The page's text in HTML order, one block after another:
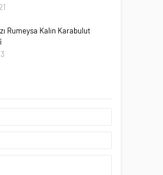
Rumeysa Kalın Karabulut